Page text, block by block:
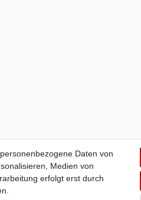
Daten von
Medien von
erfolgt erst durch